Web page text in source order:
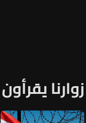
زوارنا